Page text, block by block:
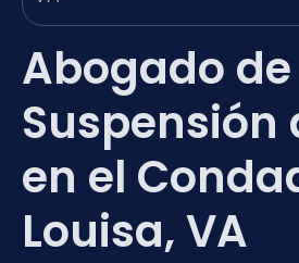
Abogado de
Suspensión
en el
Louisa, VA